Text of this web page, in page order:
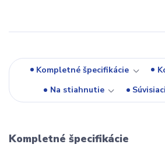
Kompletné špecifikácie
Na stiahnutie
Kompletné špecifikácie